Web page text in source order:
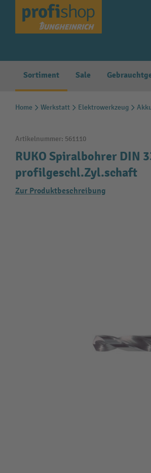
Zur Hauptnavigation springen
Sortiment Sale
Home Werkstatt Elektrowerkzeug
Artikelnummer: 561110
RUKO Spiralbohrer DIN
profilgeschl.Zyl.schaft
Zur Produktbeschreibung